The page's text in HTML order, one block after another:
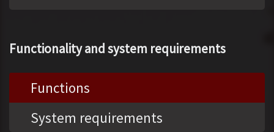
Functionality and system requirements
Functions
System requirements